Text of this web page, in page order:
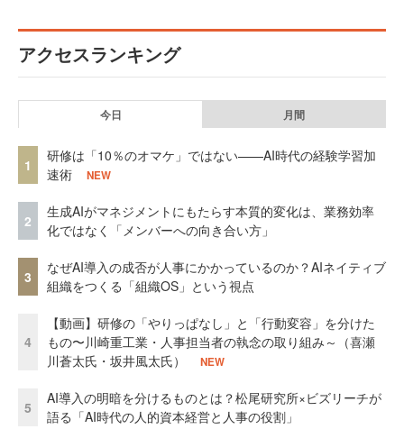
アクセスランキング
今日 月間
1
研修は「10％のオマケ」ではない——AI時代の経験学習加
速術
NEW
2
生成AIがマネジメントにもたらす本質的変化は、業務効率
化ではなく「メンバーへの向き合い方」
3
なぜAI導入の成否が人事にかかっているのか？AIネイティブ
組織をつくる「組織OS」という視点
4
【動画】研修の「やりっぱなし」と「行動変容」を分けた
もの〜川崎重工業・人事担当者の執念の取り組み～（喜瀬
川蒼太氏・坂井風太氏）
NEW
5
AI導入の明暗を分けるものとは？松尾研究所×ビズリーチが
語る「AI時代の人的資本経営と人事の役割」